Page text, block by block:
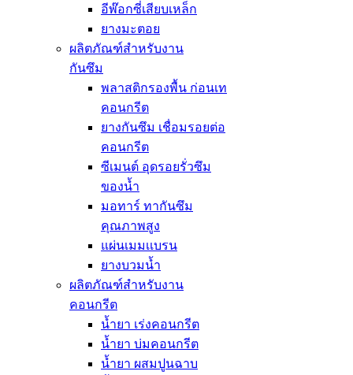
อีพ๊อกซี่เสียบเหล็ก
ยางมะตอย
ผลิตภัณฑ์สำหรับงาน
กันซึม
พลาสติกรองพื้น ก่อนเท
คอนกรีต
ยางกันซึม เชื่อมรอยต่อ
คอนกรีต
ซีเมนต์ อุดรอยรั่วซึม
ของน้ำ
มอทาร์ ทากันซึม
คุณภาพสูง
แผ่นเมมเเบรน
ยางบวมน้ำ
ผลิตภัณฑ์สำหรับงาน
คอนกรีต
น้ำยา เร่งคอนกรีต
น้ำยา บ่มคอนกรีต
น้ำยา ผสมปูนฉาบ